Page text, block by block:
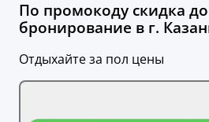
По промокоду скидка до
бронирование в г.
Отдыхайте за пол цены